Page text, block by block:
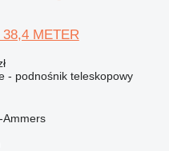
METER
- podnośnik teleskopowy
Ammers